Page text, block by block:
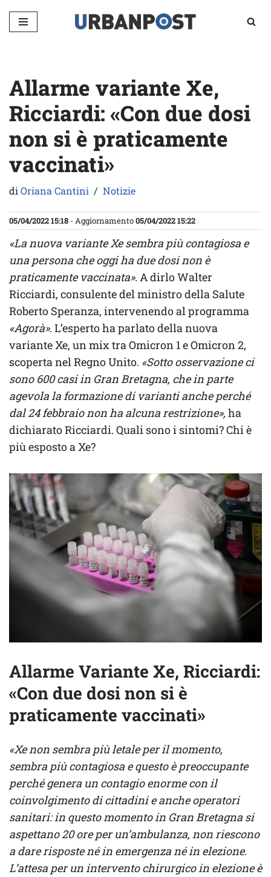
Vai
Allarme variante Xe,
Ricciardi: «Con due dosi
non si è praticamente
vaccinati»
diOriana Cantini Notizie
05/04/2022 15:18 - Aggiornamento05/04/2022 15:22
«La nuova variante Xe sembra più contagiosa e
una persona che oggi ha due dosi non è
praticamente vaccinata». A dirlo Walter
Ricciardi, consulente del ministro della Salute
Roberto Speranza, intervenendo al programma
«Agorà». L’esperto ha parlato della nuova
variante Xe, un mix tra Omicron 1 e Omicron 2,
scoperta nel Regno Unito. «Sotto osservazione ci
sono 600 casi in Gran Bretagna, che in parte
agevola la formazione di varianti anche perché
dal 24 febbraio non ha alcuna restrizione»,ha
dichiarato Ricciardi. Quali sono i sintomi? Chi è
più esposto a Xe?
Allarme Variante Xe, Ricciardi:
«Con due dosi non si è
praticamente vaccinati»
«Xe non sembra più letale per il momento,
sembra più contagiosa e questo è preoccupante
perché genera un contagio enorme con il
coinvolgimento di cittadini e anche operatori
sanitari: in questo momento in Gran Bretagna si
aspettano 20 ore per un’ambulanza, non riescono
a dare risposte né in emergenza né in elezione.
L’attesa per un intervento chirurgico in elezione è